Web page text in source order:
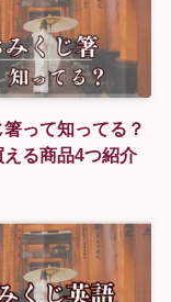
って知ってる？
る商品4つ紹介